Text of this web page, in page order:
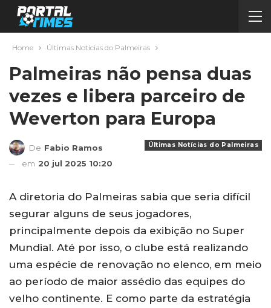
Home Últimas Notícias do Palmeiras
Palmeiras não pensa duas
vezes e libera parceiro de
Weverton para Europa
Últimas Notícias do Palmeiras
De Fabio Ramos
em 20 jul 2025 10:20
A diretoria do Palmeiras sabia que seria difícil
segurar alguns de seus jogadores,
principalmente depois da exibição no Super
Mundial. Até por isso, o clube está realizando
uma espécie de renovação no elenco, em meio
ao período de maior assédio das equipes do
velho continente. E como parte da estratégia